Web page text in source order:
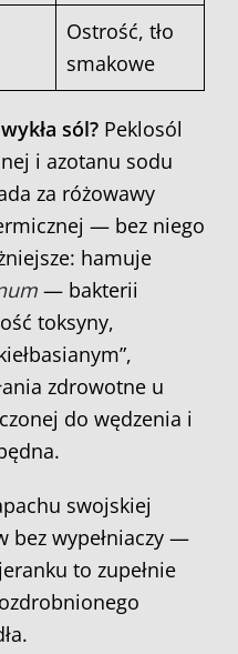
Ostrość, tło
smakowe
sól? Peklosól
i azotanu sodu
za różowawy
— bez niego
hamuje
— bakterii
toksyny,
zdrowotne u
do wędzenia i
swojskiej
bez wypełniaczy —
to zupełnie